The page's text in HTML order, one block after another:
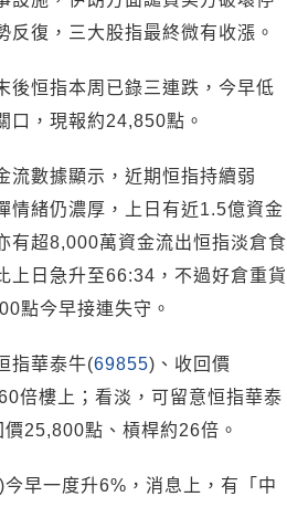
反復，三大股指最終微有收漲。
後恒指本周已錄三連跌，今早低
口，現報約24,850點。
流數據顯示，近期恒指持續弱
情緒仍濃厚，上日有近1.5億資金
有超8,000萬資金流出恒指淡倉食
上日急升至66:34，不過好倉重貨
點今早接連失守。
指華泰牛(69855)、收回價
倍樓上；看淡，可留意恒指華泰
價25,800點、槓桿約26倍。
)今早一度升6%，消息上，有「中